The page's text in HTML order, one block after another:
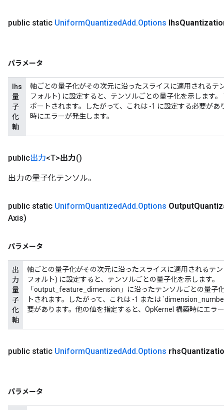
public static UniformQuantizedAdd.Options lhs
パラメータ
lhs
量
子
化
軸
軸ごとの量子化がその次元に沿ったスライスに適用されるテ
フォルト) に設定すると、テンソルごとの量子化を示します
ポートされます。したがって、これは -1 に設定する必要が
時にエラーが発生します。
public出力<T>出力()
出力の量子化テンソル。
public static UniformQuantizedAdd.Options Output
Axis)
パラメータ
出
力
量
子
化
軸
軸ごとの量子化がその次元に沿ったスライスに適用されるテ
フォルト) に設定すると、テンソルごとの量子化を示します。
「output_feature_dimension」に沿ったテンソルごとの量子
トされます。したがって、これは -1 または
要があります。他の値を指定すると、OpKernel 構築時にエラ
public static UniformQuantizedAdd.Options rhs
パラメータ